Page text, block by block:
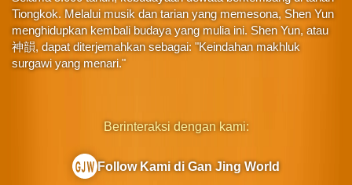
Tiongkok. Melalui musik dan tarian yang memesona, Shen Yun
menghidupkan kembali budaya yang mulia ini. Shen Yun, atau
神韻, dapat diterjemahkan sebagai: "Keindahan makhluk
surgawi yang menari."
Berinteraksi dengan kami:
Follow Kami di Gan Jing World